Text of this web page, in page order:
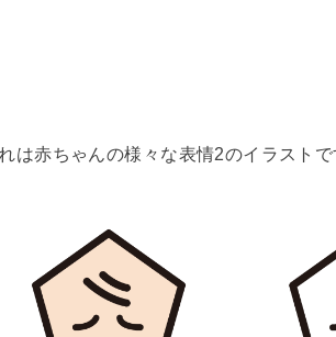
は赤ちゃんの様々な表情2のイラスト